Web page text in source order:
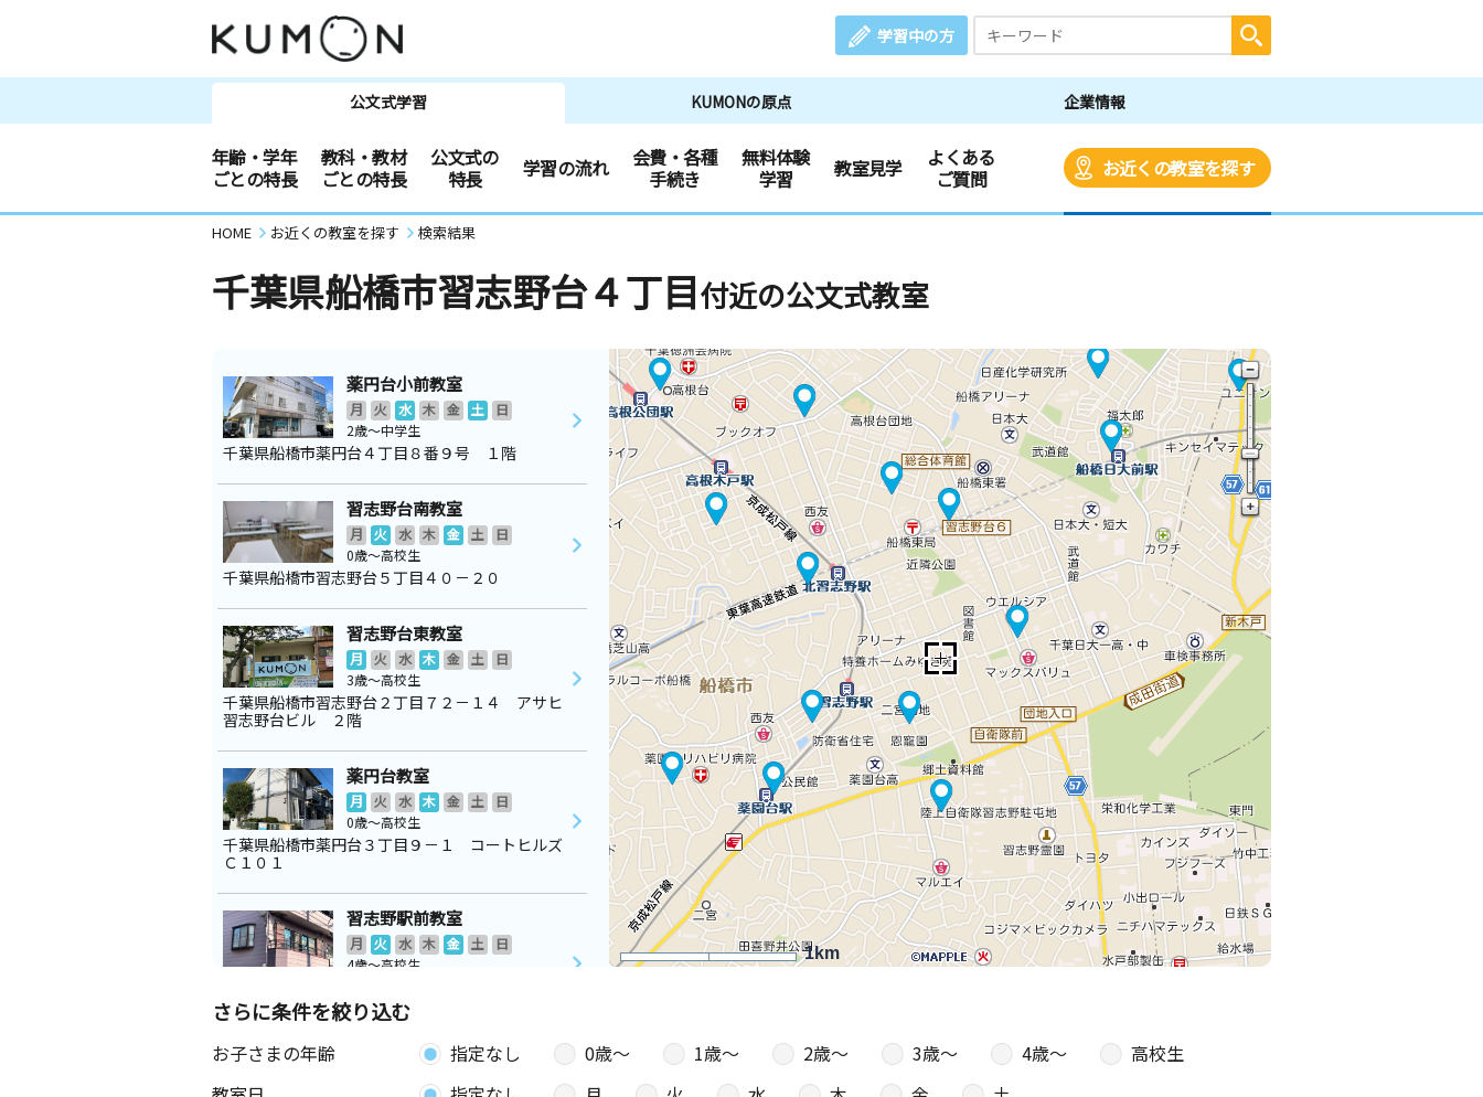
学習中の方
公文式学習 KUMONの原点 企業情報
年齢・学年
ごとの特長
教科・教材
ごとの特長
公文式の
特長
学習の流れ
会費・各種
手続き
無料体験
学習
教室見学
よくある
ご質問
お近くの教室を探す
HOME お近くの教室を探す 検索結果
千葉県船橋市習志野台４丁目付近の公文式教室
1km
薬円台小前教室
月 火 水 木 金 土
日
2歳～中学生
千葉県船橋市薬円台４丁目８番９号 １階
習志野台南教室
月 火 水 木 金 土
日
0歳～高校生
千葉県船橋市習志野台５丁目４０－２０
習志野台東教室
月 火 水 木 金 土
日
3歳～高校生
千葉県船橋市習志野台２丁目７２－１４ アサヒ
習志野台ビル ２階
薬円台教室
月 火 水 木 金 土
日
0歳～高校生
千葉県船橋市薬円台３丁目９－１ コートヒルズ
Ｃ１０１
習志野駅前教室
月 火 水 木 金 土
日
4歳～高校生
コーポ２０１号室
習志野台北教室
木 金 土
日
さらに条件を絞り込む
お子さまの年齢 指定なし 0歳〜 1歳〜 2歳〜 3歳〜 4歳〜
高校生